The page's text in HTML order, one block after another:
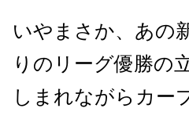
いやまさか、あの
りのリーグ優勝の
しまれながらカー